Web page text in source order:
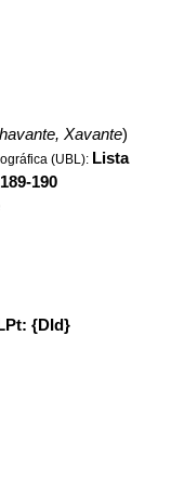
Xavante)
(UBL): Lista
190
LPt: {DId}